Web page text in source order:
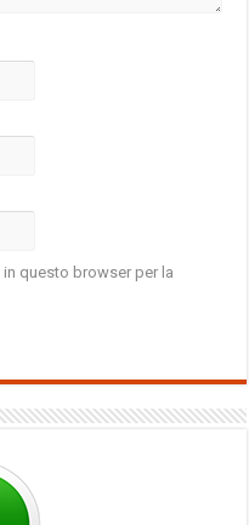
questo browser per la